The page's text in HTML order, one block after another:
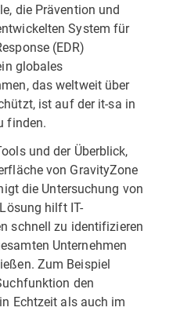
die Prävention und
System für
(EDR)
globales
das weltweit über
ist auf der it-sa in
finden.
und der Überblick,
von GravityZone
die Untersuchung von
hilft IT-
schnell zu identifizieren
Unternehmen
Zum Beispiel
den
Echtzeit als auch im